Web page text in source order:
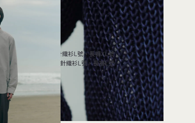
模特兒身高：185cm／針織衫L號、長褲XL號
模特兒身高：175cm／針織衫L號、長褲L號